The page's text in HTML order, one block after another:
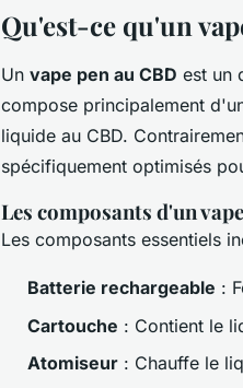
Qu'est-ce qu'un
Un vape pen au CBD est un
compose principalement
liquide au CBD.
spécifiquement optimisés
Les composants d'un
Les composants essentiels
Batterie rechargeable :
Cartouche : Contient le
Atomiseur : Chauffe le